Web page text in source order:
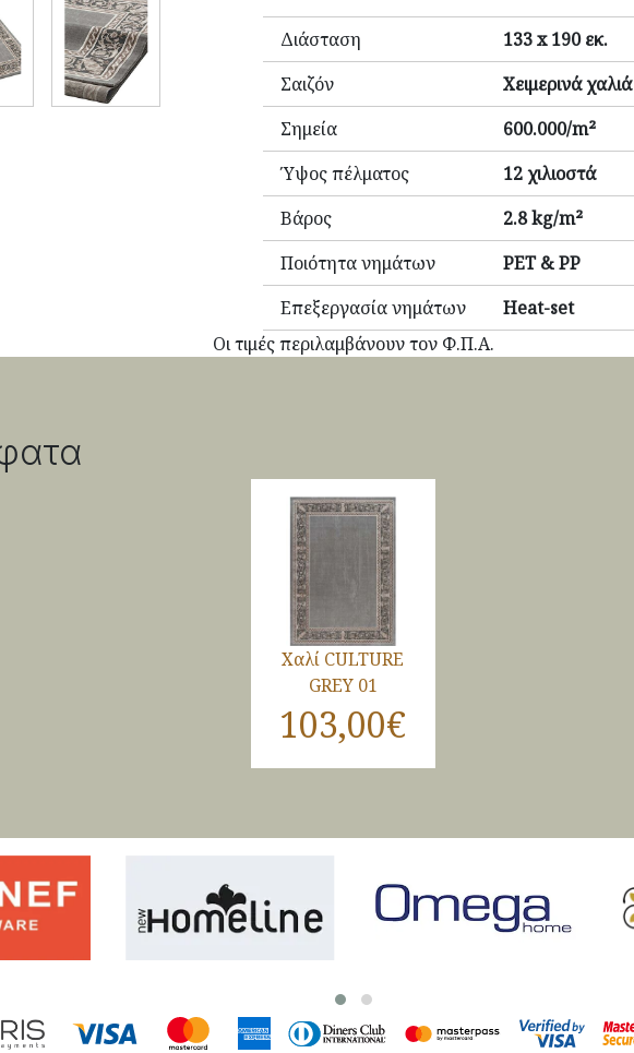
Διάσταση
133 x 190 εκ.
Σαιζόν
Χειμερινά χαλιά
Σημεία
600.000/m²
Ύψος πέλματος
12 χιλιοστά
Βάρος
2.8 kg/m²
Ποιότητα νημάτων
PET & PP
Επεξεργασία νημάτων
Heat-set
Οι τιμές περιλαμβάνουν τον Φ.Π.Α.
Χαλί CULTURE
GREY 01
103,00€